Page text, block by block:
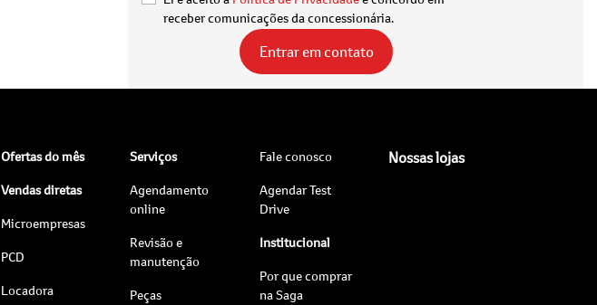
receber comunicações da concessionária.
Entrar em contato
Ofertas do mês
Vendas diretas
Microempresas
PCD
Locadora
Serviços
Agendamento
online
Revisão e
manutenção
Peças
Fale conosco
Agendar Test
Drive
Institucional
Por que comprar
na Saga
Nossas lojas